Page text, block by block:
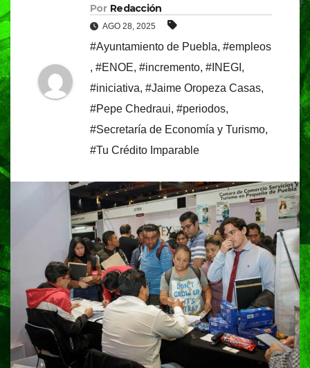
Por Redacción
AGO 28, 2025
#Ayuntamiento de Puebla, #empleos
, #ENOE, #incremento, #INEGI ,
#iniciativa, #Jaime Oropeza Casas,
#Pepe Chedraui, #periodos,
#Secretaría de Economía y Turismo,
#Tu Crédito Imparable